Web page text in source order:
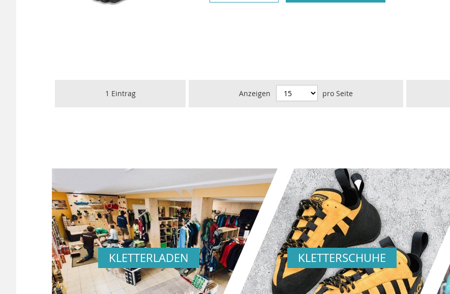
1 Eintrag Anzeigen pro Seite
KLETTERLADEN KLETTERSCHUHE